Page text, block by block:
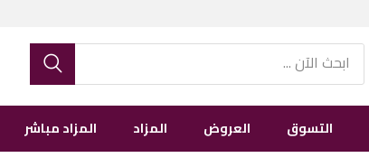
التسوق العروض المزاد المزاد مباشر